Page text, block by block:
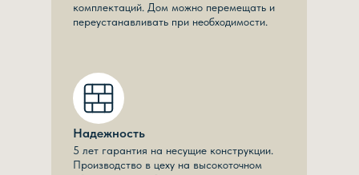
Надежность
5 лет гарантия на несущие конструкции.
Производство в цеху на высокоточном
комплектаций. Дом можно перемещать и
переустанавливать при необходимости.